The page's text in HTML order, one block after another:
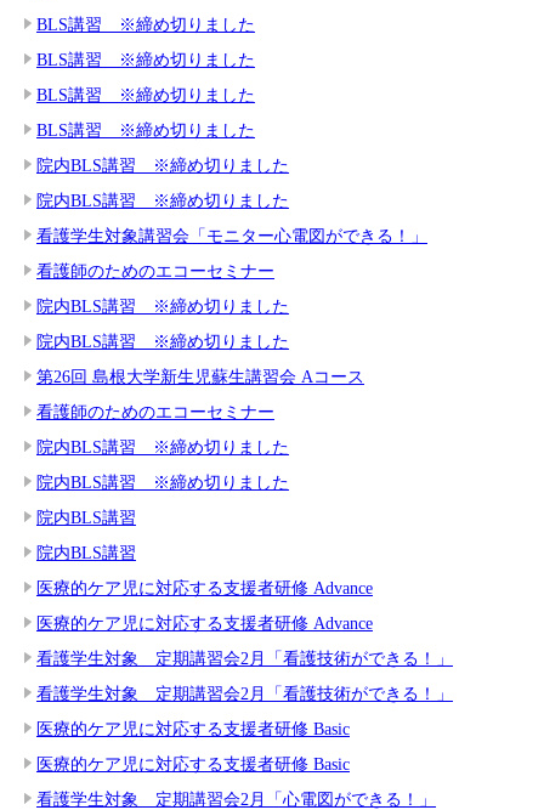
BLS講習 ※締め切りました
BLS講習 ※締め切りました
BLS講習 ※締め切りました
BLS講習 ※締め切りました
院内BLS講習 ※締め切りました
院内BLS講習 ※締め切りました
看護学生対象講習会「モニター心電図ができる！」
看護師のためのエコーセミナー
院内BLS講習 ※締め切りました
院内BLS講習 ※締め切りました
第26回 島根大学新生児蘇生講習会 Aコース
看護師のためのエコーセミナー
院内BLS講習 ※締め切りました
院内BLS講習 ※締め切りました
院内BLS講習
院内BLS講習
医療的ケア児に対応する支援者研修 Advance
医療的ケア児に対応する支援者研修 Advance
看護学生対象 定期講習会2月「看護技術ができる！」
看護学生対象 定期講習会2月「看護技術ができる！」
医療的ケア児に対応する支援者研修 Basic
医療的ケア児に対応する支援者研修 Basic
看護学生対象 定期講習会2月「心電図ができる！」